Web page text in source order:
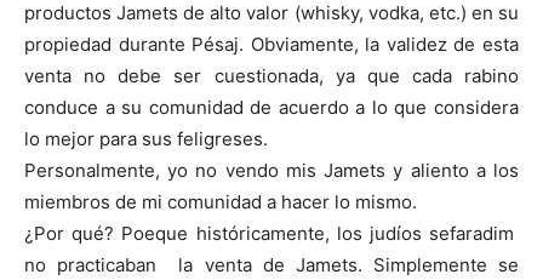
productos Jamets de alto valor (whisky, vodka, etc.) en su
propiedad durante Pésaj. Obviamente, la validez de esta
venta no debe ser cuestionada, ya que cada rabino
conduce a su comunidad de acuerdo a lo que considera
lo mejor para sus feligreses.
Personalmente, yo no vendo mis Jamets y aliento a los
miembros de mi comunidad a hacer lo mismo.
¿Por qué? Poeque históricamente, los judíos sefaradim
no practicaban la venta de Jamets. Simplemente se